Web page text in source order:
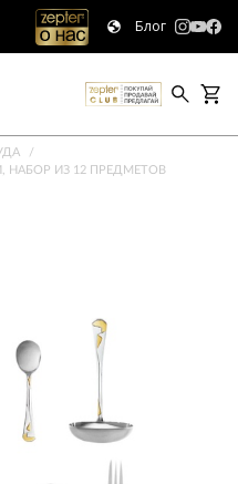
Блог
НАБОР ИЗ 12 ПРЕДМЕТОВ